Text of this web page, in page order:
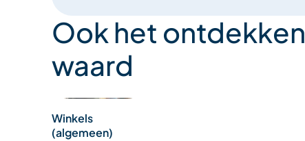
Betaling per week (zie voorwaarden in de winkel)
Parkeren
Ook het ontdekken
waard
Winkels
(algemeen)